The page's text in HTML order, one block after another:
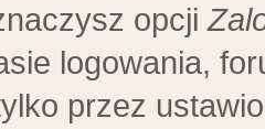
opcji
logowania,
przez